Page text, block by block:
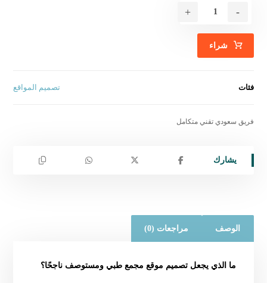
-
+
شراء
فئات تصميم المواقع
فريق سعودي تقني متكامل
الوصف مراجعات (0)
ما الذي يجعل تصميم موقع مجمع طبي ومستوصف ناجحًا؟